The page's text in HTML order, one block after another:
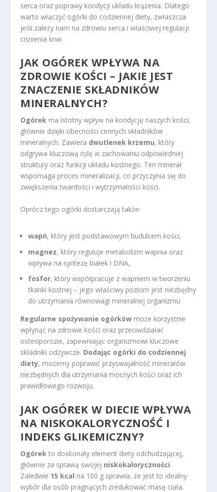
serca oraz poprawy kondycji układu krążenia. Dlatego
warto włączyć ogórki do codziennej diety, zwłaszcza
jeśli zależy nam na zdrowiu serca i właściwej regulacji
ciśnienia krwi.
JAK OGÓREK WPŁYWA NA
ZDROWIE KOŚCI – JAKIE JEST
ZNACZENIE SKŁADNIKÓW
MINERALNYCH?
Ogórek ma istotny wpływ na kondycję naszych kości,
głównie dzięki obecności cennych składników
mineralnych. Zawiera dwutlenek krzemu, który
odgrywa kluczową rolę w zachowaniu odpowiedniej
struktury oraz funkcji układu kostnego. Ten minerał
wspomaga proces mineralizacji, co przyczynia się do
zwiększenia twardości i wytrzymałości kości.
Oprócz tego ogórki dostarczają także:
wapń, który jest podstawowym budulcem kości,
magnez, który reguluje metabolizm wapnia oraz
wpływa na syntezę białek i DNA,
fosfor, który współpracuje z wapniem w tworzeniu
tkanki kostnej – jego właściwy poziom jest niezbędny
do utrzymania równowagi mineralnej organizmu.
Regularne spożywanie ogórków może korzystnie
wpłynąć na zdrowie kości oraz przeciwdziałać
osteoporozie, zapewniając organizmowi kluczowe
składniki odżywcze. Dodając ogórki do codziennej
diety, możemy poprawić przyswajalność minerałów
niezbędnych dla utrzymania mocnych kości oraz ich
prawidłowego rozwoju.
JAK OGÓREK W DIECIE WPŁYWA
NA NISKOKALORYCZNOŚĆ I
INDEKS GLIKEMICZNY?
Ogórek to doskonały element diety odchudzającej,
głównie za sprawą swojej niskokaloryczności.
Zaledwie 15 kcal na 100 g sprawia, że jest to idealny
wybór dla osób pragnących zredukować masę ciała.